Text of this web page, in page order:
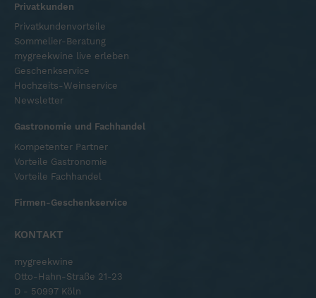
Privatkunden
Privatkundenvorteile
Sommelier-Beratung
mygreekwine live erleben
Geschenkservice
Hochzeits-Weinservice
Newsletter
Gastronomie und Fachhandel
Kompetenter Partner
Vorteile Gastronomie
Vorteile Fachhandel
Firmen-Geschenkservice
KONTAKT
mygreekwine
Otto-Hahn-Straße 21-23
D - 50997 Köln